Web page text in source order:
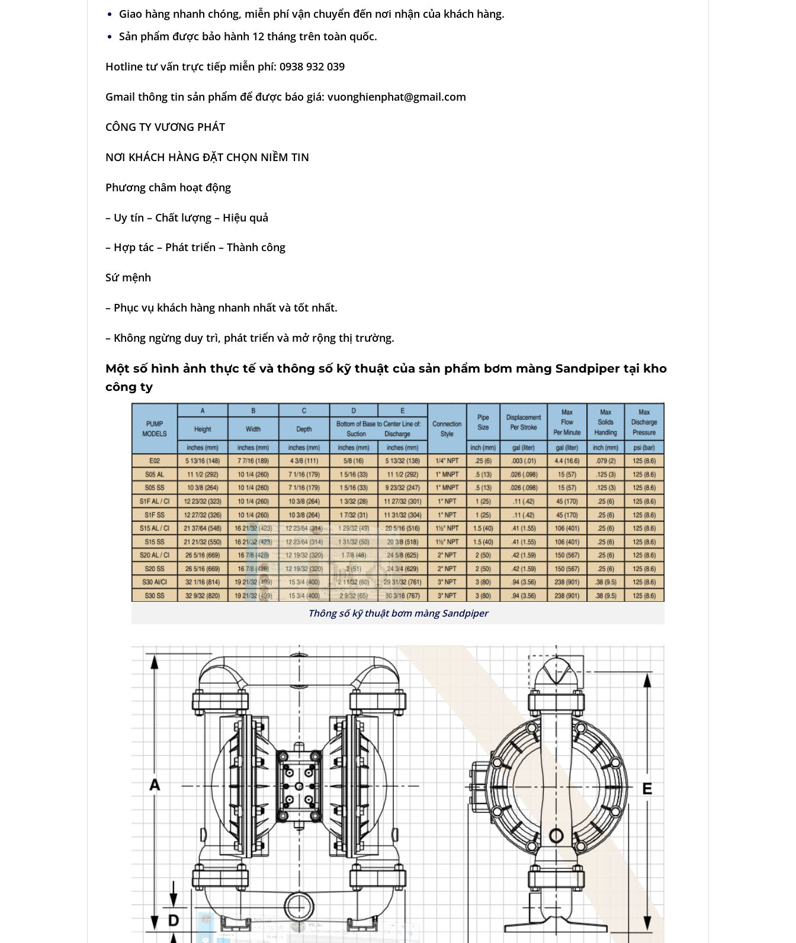
Giao hàng nhanh chóng, miễn phí vận chuyển đến nơi nhận của khách hàng.
Sản phẩm được bảo hành 12 tháng trên toàn quốc.
Hotline tư vấn trực tiếp miễn phí: 0938 932 039
Gmail thông tin sản phẩm để được báo giá: vuonghienphat@gmail.com
CÔNG TY VƯƠNG PHÁT
NƠI KHÁCH HÀNG ĐẶT CHỌN NIỀM TIN
Phương châm hoạt động
– Uy tín – Chất lượng – Hiệu quả
– Hợp tác – Phát triển – Thành công
Sứ mệnh
– Phục vụ khách hàng nhanh nhất và tốt nhất.
– Không ngừng duy trì, phát triển và mở rộng thị trường.
Một số hình ảnh thực tế và thông số kỹ thuật của sản phẩm bơm màng Sandpiper tại kho
công ty
Thông số kỹ thuật bơm màng Sandpiper